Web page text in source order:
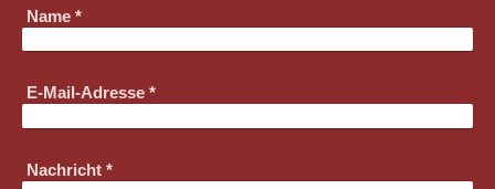
Name *
E-Mail-Adresse *
Nachricht *